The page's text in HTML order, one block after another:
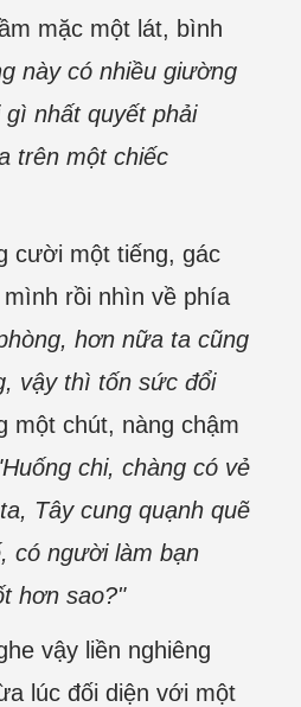
mặc một lát, bình
này có nhiều giường
nhất quyết phải
trên một chiếc
cười một tiếng, gác
rồi nhìn về phía
hơn nữa ta cũng
vậy thì tốn sức đổi
một chút, nàng chậm
chi, chàng có vẻ
Tây cung quạnh quẽ
có người làm bạn
hơn sao?"
vậy liền nghiêng
lúc đối diện với một